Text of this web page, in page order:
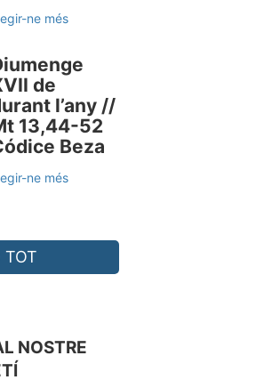
ne més
de
l’any //
13,44-52
Beza
ne més
TOT
NOSTRE